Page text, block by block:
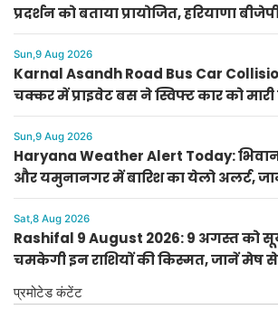
प्रदर्शन को बताया प्रायोजित, हरियाणा
हमला
Sun,9 Aug 2026
Karnal Asandh Road Bus Car
चक्कर में प्राइवेट बस ने स्विफ्ट कार को
Sun,9 Aug 2026
Haryana Weather Alert Today:
और यमुनानगर में बारिश का येलो अलर्ट,
Sat,8 Aug 2026
Rashifal 9 August 2026: 9 अगस्त को
चमकेगी इन राशियों की किस्मत, जानें मेष
राशिफल